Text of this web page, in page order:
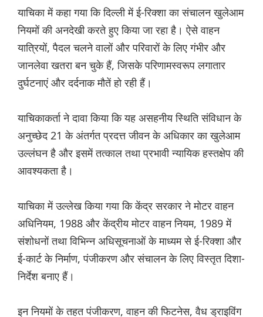
याचिका में कहा गया कि दिल्ली में ई-रिक्शा का संचालन खुलेआम
नियमों की अनदेखी करते हुए किया जा रहा है। ऐसे वाहन
यात्रियों, पैदल चलने वालों और परिवारों के लिए गंभीर और
जानलेवा खतरा बन चुके हैं, जिसके परिणामस्वरूप लगातार
दुर्घटनाएं और दर्दनाक मौतें हो रही हैं।
याचिकाकर्ता ने दावा किया कि यह असहनीय स्थिति संविधान के
अनुच्छेद 21 के अंतर्गत प्रदत्त जीवन के अधिकार का खुलेआम
उल्लंघन है और इसमें तत्काल तथा प्रभावी न्यायिक हस्तक्षेप की
आवश्यकता है।
याचिका में उल्लेख किया गया कि केंद्र सरकार ने मोटर वाहन
अधिनियम, 1988 और केंद्रीय मोटर वाहन नियम, 1989 में
संशोधनों तथा विभिन्न अधिसूचनाओं के माध्यम से ई-रिक्शा और
ई-कार्ट के निर्माण, पंजीकरण और संचालन के लिए विस्तृत दिशा-
निर्देश बनाए हैं।
इन नियमों के तहत पंजीकरण, वाहन की फिटनेस, वैध ड्राइविंग